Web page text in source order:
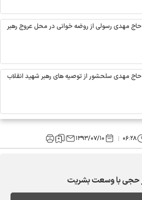
مهدی رسولی از روضه خوانی در محل عروج رهبر
مهدی سلحشور از توصیه های رهبر شهید انقلاب
۰۶:۲۸ ۱۳۹۳/۰۷/۱۰
حجی با وسعت بشریت